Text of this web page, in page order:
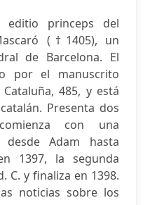
princeps del
(†1405), un
de Barcelona. El
por el manuscrito
485, y está
Presenta dos
con una
Adam hasta
1397, la segunda
C. y finaliza en 1398.
noticias sobre los